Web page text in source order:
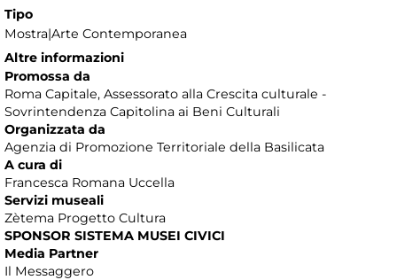
Tipo
Mostra|Arte Contemporanea
Altre informazioni
Promossa da
Roma Capitale, Assessorato alla Crescita culturale -
Sovrintendenza Capitolina ai Beni Culturali
Organizzata da
Agenzia di Promozione Territoriale della Basilicata
A cura di
Francesca Romana Uccella
Servizi museali
Zètema Progetto Cultura
SPONSOR SISTEMA MUSEI CIVICI
Media Partner
Il Messaggero